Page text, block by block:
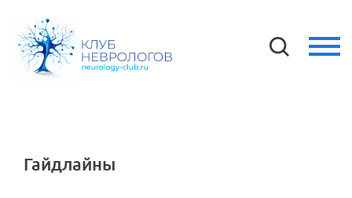
Гайдлайны